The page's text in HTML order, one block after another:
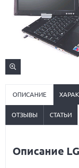
ОПИСАНИЕ
ОТЗЫВЫ СТАТЬИ
Описание